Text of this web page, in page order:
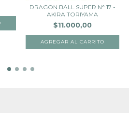
DRAGON BALL SUPER N° 17 -
AKIRA TORIYAMA
$11.000,00